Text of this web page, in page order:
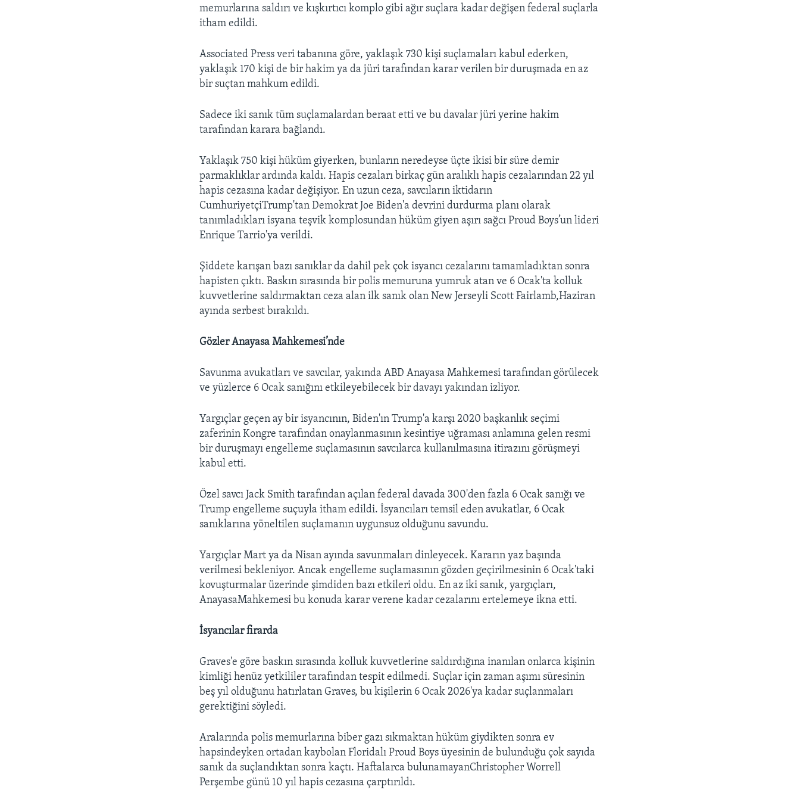
memurlarına saldırı ve kışkırtıcı komplo gibi ağır suçlara kadar değişen federal suçlarla
itham edildi.
Associated Press veri tabanına göre, yaklaşık 730 kişi suçlamaları kabul ederken,
yaklaşık 170 kişi de bir hakim ya da jüri tarafından karar verilen bir duruşmada en az
bir suçtan mahkum edildi.
Sadece iki sanık tüm suçlamalardan beraat etti ve bu davalar jüri yerine hakim
tarafından karara bağlandı.
Yaklaşık 750 kişi hüküm giyerken, bunların neredeyse üçte ikisi bir süre demir
parmaklıklar ardında kaldı. Hapis cezaları birkaç gün aralıklı hapis cezalarından 22 yıl
hapis cezasına kadar değişiyor. En uzun ceza, savcıların iktidarın
CumhuriyetçiTrump'tan Demokrat Joe Biden'a devrini durdurma planı olarak
tanımladıkları isyana teşvik komplosundan hüküm giyen aşırı sağcı Proud Boys’un lideri
Enrique Tarrio'ya verildi.
Şiddete karışan bazı sanıklar da dahil pek çok isyancı cezalarını tamamladıktan sonra
hapisten çıktı. Baskın sırasında bir polis memuruna yumruk atan ve 6 Ocak'ta kolluk
kuvvetlerine saldırmaktan ceza alan ilk sanık olan New Jerseyli Scott Fairlamb,Haziran
ayında serbest bırakıldı.
Gözler Anayasa Mahkemesi’nde
Savunma avukatları ve savcılar, yakında ABD Anayasa Mahkemesi tarafından görülecek
ve yüzlerce 6 Ocak sanığını etkileyebilecek bir davayı yakından izliyor.
Yargıçlar geçen ay bir isyancının, Biden'ın Trump'a karşı 2020 başkanlık seçimi
zaferinin Kongre tarafından onaylanmasının kesintiye uğraması anlamına gelen resmi
bir duruşmayı engelleme suçlamasının savcılarca kullanılmasına itirazını görüşmeyi
kabul etti.
Özel savcı Jack Smith tarafından açılan federal davada 300'den fazla 6 Ocak sanığı ve
Trump engelleme suçuyla itham edildi. İsyancıları temsil eden avukatlar, 6 Ocak
sanıklarına yöneltilen suçlamanın uygunsuz olduğunu savundu.
Yargıçlar Mart ya da Nisan ayında savunmaları dinleyecek. Kararın yaz başında
verilmesi bekleniyor. Ancak engelleme suçlamasının gözden geçirilmesinin 6 Ocak'taki
kovuşturmalar üzerinde şimdiden bazı etkileri oldu. En az iki sanık, yargıçları,
AnayasaMahkemesi bu konuda karar verene kadar cezalarını ertelemeye ikna etti.
İsyancılar firarda
Graves'e göre baskın sırasında kolluk kuvvetlerine saldırdığına inanılan onlarca kişinin
kimliği henüz yetkililer tarafından tespit edilmedi. Suçlar için zaman aşımı süresinin
beş yıl olduğunu hatırlatan Graves, bu kişilerin 6 Ocak 2026'ya kadar suçlanmaları
gerektiğini söyledi.
Aralarında polis memurlarına biber gazı sıkmaktan hüküm giydikten sonra ev
hapsindeyken ortadan kaybolan Floridalı Proud Boys üyesinin de bulunduğu çok sayıda
sanık da suçlandıktan sonra kaçtı. Haftalarca bulunamayanChristopher Worrell
Perşembe günü 10 yıl hapis cezasına çarptırıldı.